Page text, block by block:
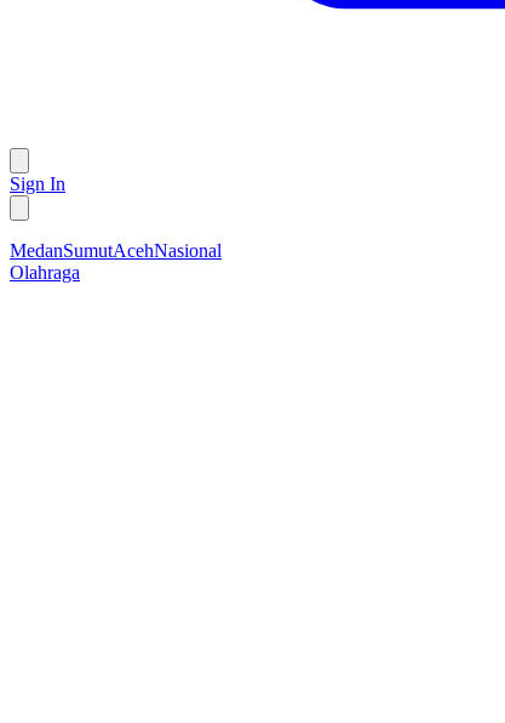
Sign In
MedanSumutAcehNasional
Olahraga